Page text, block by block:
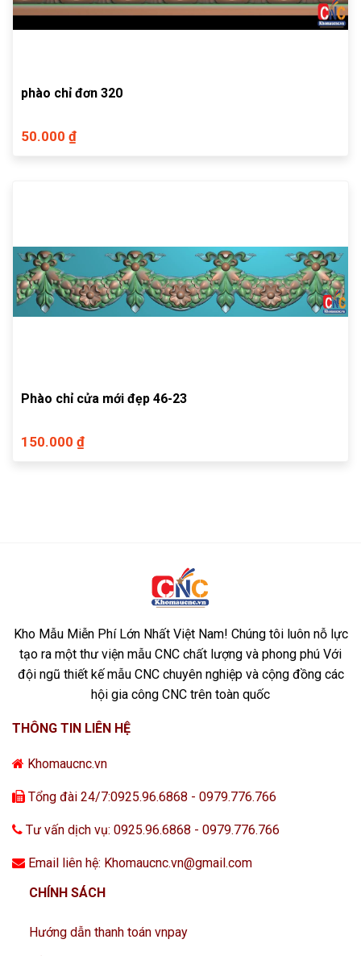
phào chỉ đơn 320
50.000 ₫
Phào chỉ cửa mới đẹp 46-23
150.000 ₫
Kho Mẫu Miễn Phí Lớn Nhất Việt Nam! Chúng tôi luôn nỗ lực
tạo ra một thư viện mẫu CNC chất lượng và phong phú Với
đội ngũ thiết kế mẫu CNC chuyên nghiệp và cộng đồng các
hội gia công CNC trên toàn quốc
THÔNG TIN LIÊN HỆ
Khomaucnc.vn
Tổng đài 24/7:0925.96.6868 - 0979.776.766
Tư vấn dịch vụ: 0925.96.6868 - 0979.776.766
Email liên hệ: Khomaucnc.vn@gmail.com
CHÍNH SÁCH
Hướng dẫn thanh toán vnpay